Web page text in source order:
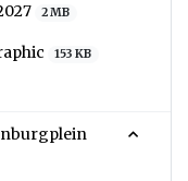
2 MB
153 KB